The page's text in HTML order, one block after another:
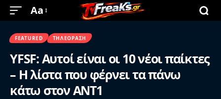
Aa
FEATURED ΤΗΛΕΌΡΑΣΗ
YFSF: Αυτοί είναι οι 10 νέοι παίκτες
– Η λίστα που φέρνει τα πάνω
κάτω στον ΑΝΤ1